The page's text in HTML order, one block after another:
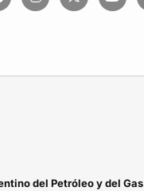
del Petróleo y del Gas